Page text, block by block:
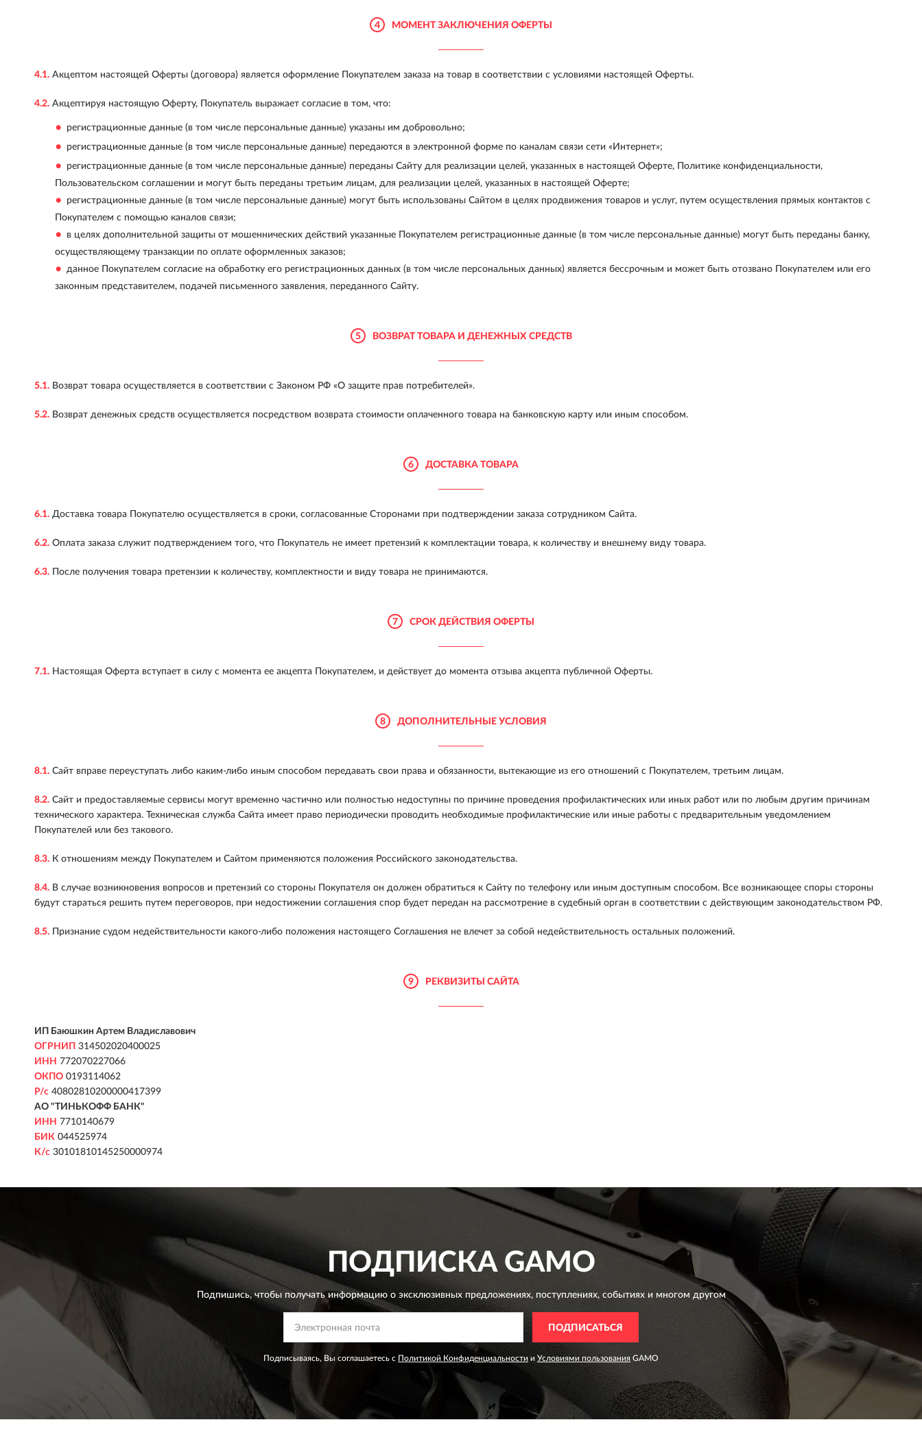
4 МОМЕНТ ЗАКЛЮЧЕНИЯ ОФЕРТЫ
4.1. Акцептом настоящей Оферты (договора) является оформление Покупателем заказа на товар в соответствии с условиями настоящей Оферты.
4.2. Акцептируя настоящую Оферту, Покупатель выражает согласие в том, что:
регистрационные данные (в том числе персональные данные) указаны им добровольно;
регистрационные данные (в том числе персональные данные) передаются в электронной форме по каналам связи сети «Интернет»;
регистрационные данные (в том числе персональные данные) переданы Сайту для реализации целей, указанных в настоящей Оферте, Политике конфиденциальности,
Пользовательском соглашении и могут быть переданы третьим лицам, для реализации целей, указанных в настоящей Оферте;
регистрационные данные (в том числе персональные данные) могут быть использованы Сайтом в целях продвижения товаров и услуг, путем осуществления прямых контактов с
Покупателем с помощью каналов связи;
в целях дополнительной защиты от мошеннических действий указанные Покупателем регистрационные данные (в том числе персональные данные) могут быть переданы банку,
осуществляющему транзакции по оплате оформленных заказов;
данное Покупателем согласие на обработку его регистрационных данных (в том числе персональных данных) является бессрочным и может быть отозвано Покупателем или его
законным представителем, подачей письменного заявления, переданного Сайту.
5 ВОЗВРАТ ТОВАРА И ДЕНЕЖНЫХ СРЕДСТВ
5.1. Возврат товара осуществляется в соответствии с Законом РФ «О защите прав потребителей».
5.2. Возврат денежных средств осуществляется посредством возврата стоимости оплаченного товара на банковскую карту или иным способом.
6 ДОСТАВКА ТОВАРА
6.1. Доставка товара Покупателю осуществляется в сроки, согласованные Сторонами при подтверждении заказа сотрудником Сайта.
6.2. Оплата заказа служит подтверждением того, что Покупатель не имеет претензий к комплектации товара, к количеству и внешнему виду товара.
6.3. После получения товара претензии к количеству, комплектности и виду товара не принимаются.
7 СРОК ДЕЙСТВИЯ ОФЕРТЫ
7.1. Настоящая Оферта вступает в силу с момента ее акцепта Покупателем, и действует до момента отзыва акцепта публичной Оферты.
8 ДОПОЛНИТЕЛЬНЫЕ УСЛОВИЯ
8.1. Сайт вправе переуступать либо каким-либо иным способом передавать свои права и обязанности, вытекающие из его отношений с Покупателем, третьим лицам.
8.2. Сайт и предоставляемые сервисы могут временно частично или полностью недоступны по причине проведения профилактических или иных работ или по любым другим причинам
технического характера. Техническая служба Сайта имеет право периодически проводить необходимые профилактические или иные работы с предварительным уведомлением
Покупателей или без такового.
8.3. К отношениям между Покупателем и Сайтом применяются положения Российского законодательства.
8.4. В случае возникновения вопросов и претензий со стороны Покупателя он должен обратиться к Сайту по телефону или иным доступным способом. Все возникающее споры стороны
будут стараться решить путем переговоров, при недостижении соглашения спор будет передан на рассмотрение в судебный орган в соответствии с действующим законодательством РФ.
8.5. Признание судом недействительности какого-либо положения настоящего Соглашения не влечет за собой недействительность остальных положений.
9 РЕКВИЗИТЫ САЙТА
ИП Баюшкин Артем Владиславович
ОГРНИП 314502020400025
ИНН 772070227066
ОКПО 0193114062
Р/с 40802810200000417399
АО "ТИНЬКОФФ БАНК"
ИНН 7710140679
БИК 044525974
К/с 30101810145250000974
ПОДПИСКАGAMO
Подпишись, чтобы получать информацию о эксклюзивных предложениях,поступлениях, событиях и многом другом
ПОДПИСАТЬСЯ
Подписываясь, Вы соглашаетесь с Политикой Конфиденциальности и Условиями пользования GAMO